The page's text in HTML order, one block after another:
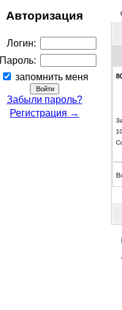
Авторизация
Логин:
Пароль:
запомнить меня
Забыли пароль?
Регистрация →